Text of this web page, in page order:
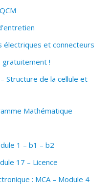
électriques et connecteurs
gratuitement !
Structure de la cellule et
Mathématique
1 – b1 – b2
17 – Licence
: MCA – Module 4